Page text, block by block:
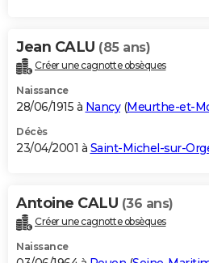
Jean CALU (85 ans)
Créer une cagnotte obsèques
Naissance
28/06/1915 à Nancy(Meurthe-et-
Décès
23/04/2001 à Saint-Michel-sur-
Antoine CALU (36 ans)
Créer une cagnotte obsèques
Naissance